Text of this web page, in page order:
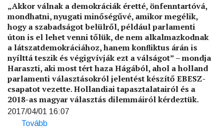
„Akkor válnak a demokráciák éretté, önfenntartóvá,
mondhatni, nyugati minőségűvé, amikor megélik,
hogy a szabadságot belülről, például parlamenti
úton is el lehet venni tőlük, de nem alkalmazkodnak
a látszatdemokráciához, hanem konﬂiktus árán is
nyílttá teszik és végigvívják ezt a válságot” – mondja
Haraszti, aki most tért haza Hágából, ahol a holland
parlamenti választásokról jelentést készítő EBESZ-
csapatot vezette. Hollandiai tapasztalatairól és a
2018-as magyar választás dilemmáiról kérdeztük.
2017/04/01 16:07
Tovább